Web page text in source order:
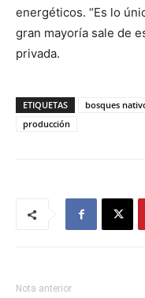
energéticos. “Es lo
gran mayoría sale de
privada.
ETIQUETAS bosques
producción
Nota anterior